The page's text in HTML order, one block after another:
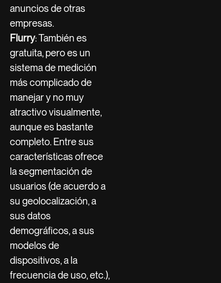
anuncios de otras
empresas.
Flurry: También es
gratuita, pero es un
sistema de medición
más complicado de
manejar y no muy
atractivo visualmente,
aunque es bastante
completo. Entre sus
características ofrece
la segmentación de
usuarios (de acuerdo a
su geolocalización, a
sus datos
demográficos, a sus
modelos de
dispositivos, a la
frecuencia de uso, etc.),